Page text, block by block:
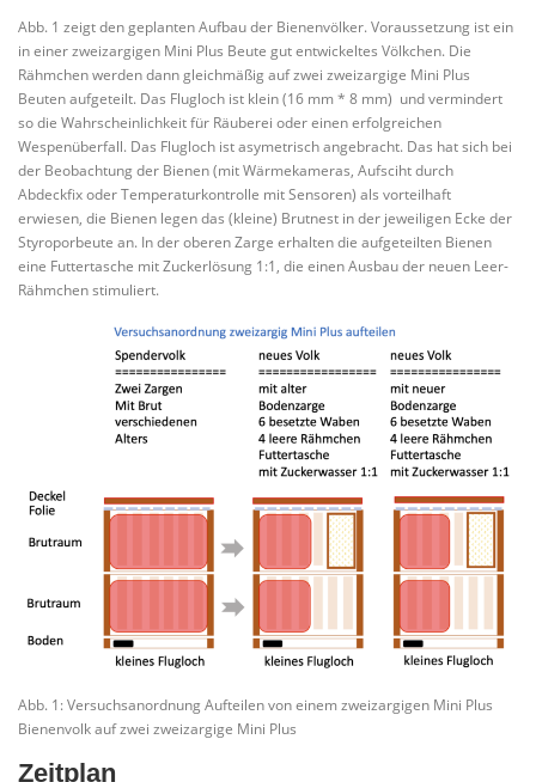
Abb. 1 zeigt den geplanten Aufbau der Bienenvölker. Voraussetzung ist ein
in einer zweizargigen Mini Plus Beute gut entwickeltes Völkchen. Die
Rähmchen werden dann gleichmäßig auf zwei zweizargige Mini Plus
Beuten aufgeteilt. Das Flugloch ist klein (16 mm * 8 mm) und vermindert
so die Wahrscheinlichkeit für Räuberei oder einen erfolgreichen
Wespenüberfall. Das Flugloch ist asymetrisch angebracht. Das hat sich bei
der Beobachtung der Bienen (mit Wärmekameras, Aufsciht durch
Abdeckfix oder Temperaturkontrolle mit Sensoren) als vorteilhaft
erwiesen, die Bienen legen das (kleine) Brutnest in der jeweiligen Ecke der
Styroporbeute an. In der oberen Zarge erhalten die aufgeteilten Bienen
eine Futtertasche mit Zuckerlösung 1:1, die einen Ausbau der neuen Leer-
Rähmchen stimuliert.
Abb. 1: Versuchsanordnung Aufteilen von einem zweizargigen Mini Plus
Bienenvolk auf zwei zweizargige Mini Plus
Zeitplan